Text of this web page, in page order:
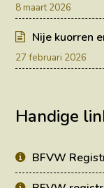
8 maart 2026
Nije kuorren
27 februari 2026
Handige
BFVW